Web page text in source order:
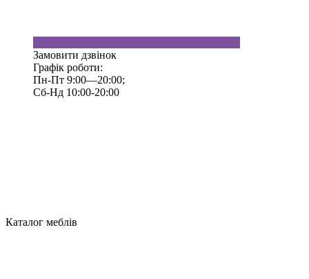
Замовити дзвінок
Графік роботи:
Пн-Пт 9:00—20:00;
Сб-Нд 10:00-20:00
Каталог меблів